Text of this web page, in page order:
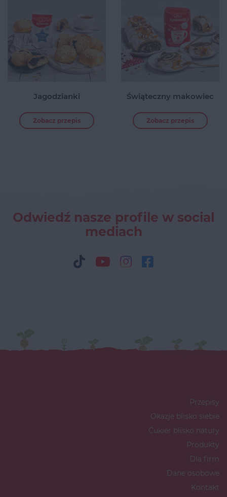
Jagodzianki
Zobacz przepis
Świąteczny makowiec
Zobacz przepis
Odwiedź nasze profile w social
mediach
Przepisy
Okazje blisko siebie
Cukier blisko natury
Produkty
Dla firm
Dane osobowe
Kontakt